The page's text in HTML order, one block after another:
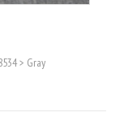
> Gray